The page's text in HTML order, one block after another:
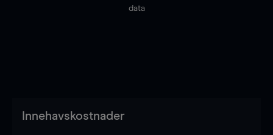
data
Innehavskostnader